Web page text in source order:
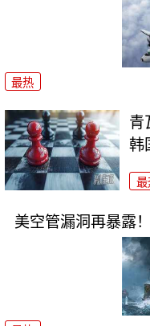
最热
青
韩
最
美空管漏洞再暴露